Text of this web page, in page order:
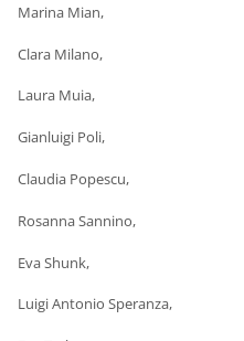
Marina Mian,
Clara Milano,
Laura Muia,
Gianluigi Poli,
Claudia Popescu,
Rosanna Sannino,
Eva Shunk,
Luigi Antonio Speranza,